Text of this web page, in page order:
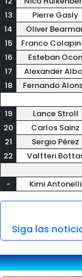
13
Pierre Gasly
14
Oliver
15
Franco
16
Esteban Ocon
17
Alexander
18
Fernando
19
Lance Stroll
20
Carlos Sainz
21
Sergio Pérez
22
Valtteri
-
Kimi Antonelli
Siga las